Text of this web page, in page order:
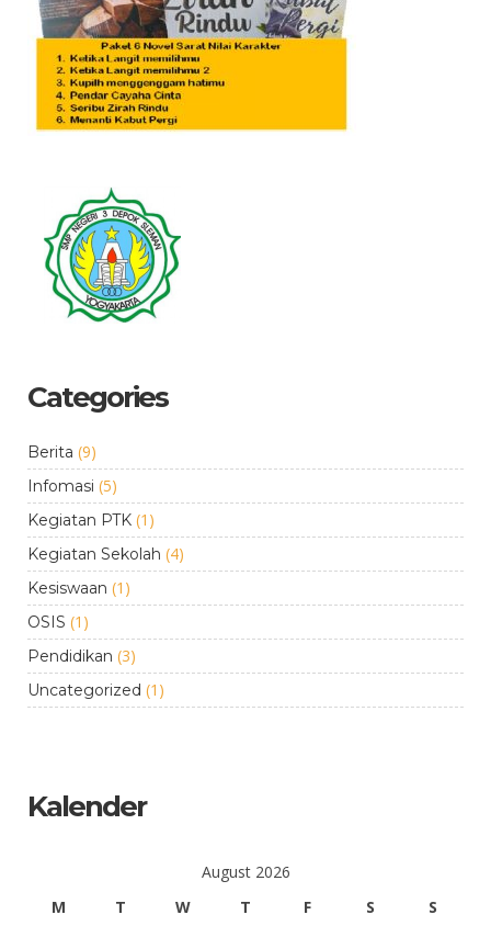
Categories
Berita (9)
Infomasi (5)
Kegiatan PTK (1)
Kegiatan Sekolah (4)
Kesiswaan (1)
OSIS (1)
Pendidikan (3)
Uncategorized (1)
Kalender
August 2026
M
T W T F S
S